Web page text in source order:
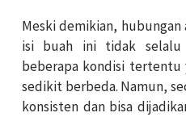
Meski demikian,
isi buah ini tidak selalu
beberapa kondisi tertentu
sedikit berbeda. Namun,
konsisten dan bisa